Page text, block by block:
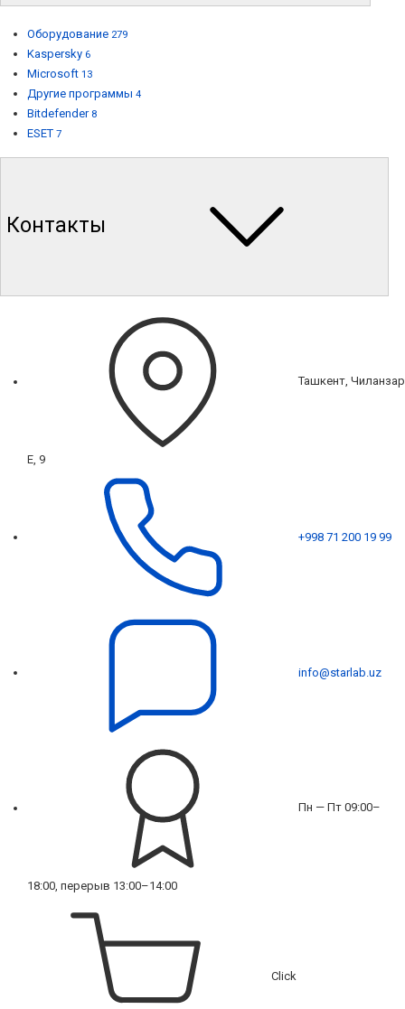
Оборудование 279
Kaspersky 6
Microsoft 13
Другие программы 4
Bitdefender 8
ESET 7
Контакты
Ташкент, Чиланзар
Е, 9
+998 71 200 19 99
info@starlab.uz
Пн — Пт 09:00–
18:00, перерыв 13:00–14:00
Click